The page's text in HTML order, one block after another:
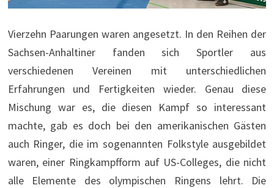
Vierzehn Paarungen waren angesetzt. In den Reihen der
Sachsen-Anhaltiner fanden sich Sportler aus
verschiedenen Vereinen mit unterschiedlichen
Erfahrungen und Fertigkeiten wieder. Genau diese
Mischung war es, die diesen Kampf so interessant
machte, gab es doch bei den amerikanischen Gästen
auch Ringer, die im sogenannten Folkstyle ausgebildet
waren, einer Ringkampfform auf US-Colleges, die nicht
alle Elemente des olympischen Ringens lehrt. Die